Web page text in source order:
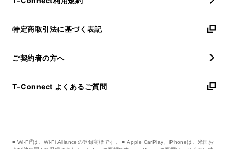
特定商取引法に基づく表記
ご契約者の方へ
T-Connect よくあるご質問
Wi-Fi®は、Wi-Fi Allianceの登録商標です。
Apple CarPlay、iPhoneは、米国お